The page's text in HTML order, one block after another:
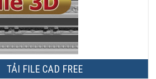
TẢI FILE CAD FREE